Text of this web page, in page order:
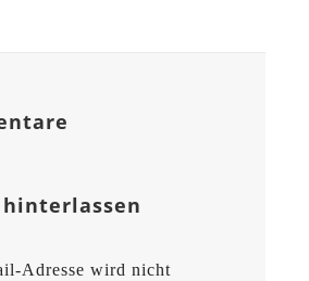
Adresse wird nicht